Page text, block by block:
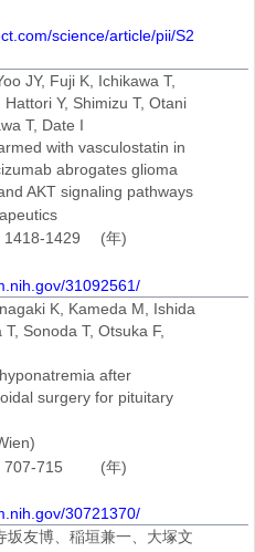
science/article/pii/S2
JY, Fuji K, Ichikawa T,
Y, Shimizu T, Otani
T, Date I
with vasculostatin in
abrogates glioma
AKT signaling pathways
1418-1429
(年)
31092561/
K, Kameda M, Ishida
Sonoda T, Otsuka F,
after
surgery for pituitary
707-715
(年)
30721370/
坂友博、稲垣兼一、大塚文